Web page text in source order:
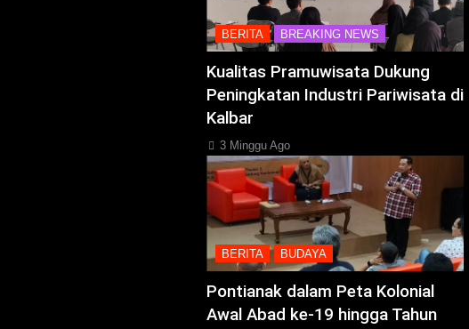
BERITA BREAKING NEWS
Kualitas Pramuwisata Dukung
Peningkatan Industri Pariwisata di
Kalbar
3 Minggu Ago
BERITA BUDAYA
Pontianak dalam Peta Kolonial
Awal Abad ke-19 hingga Tahun